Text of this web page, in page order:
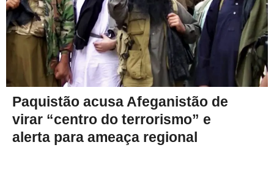
Paquistão acusa Afeganistão de
virar “centro do terrorismo” e
alerta para ameaça regional